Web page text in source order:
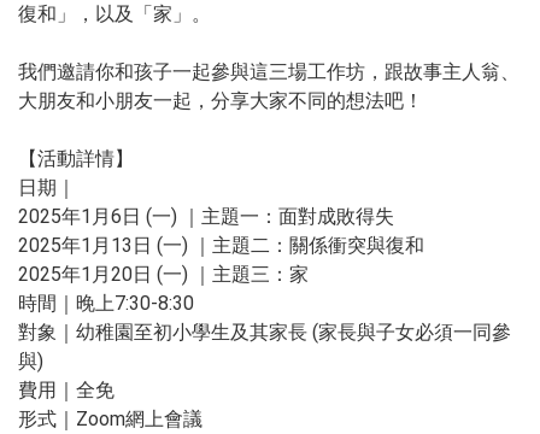
復和」，以及「家」。
我們邀請你和孩子一起參與這三場工作坊，跟故事主人翁、
大朋友和小朋友一起，分享大家不同的想法吧！
【活動詳情】
日期｜
2025年1月6日 (一) ｜主題一：面對成敗得失
2025年1月13日 (一) ｜主題二：關係衝突與復和
2025年1月20日 (一) ｜主題三：家
時間｜晚上7:30-8:30
對象｜幼稚園至初小學生及其家長 (家長與子女必須一同參
與)
費用｜全免
形式｜Zoom網上會議